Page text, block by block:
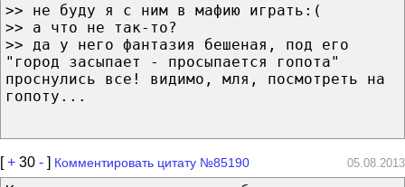
>> не буду я с ним в мафию играть:(
>> а что не так-то?
>> да у него фантазия бешеная, под его
"город засыпает - просыпается гопота"
проснулись все! видимо, мля, посмотреть на
гопоту...
[+ 30 - ] Комментировать цитату №85190 05.08.2013